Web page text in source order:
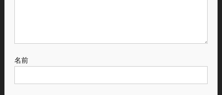
名前